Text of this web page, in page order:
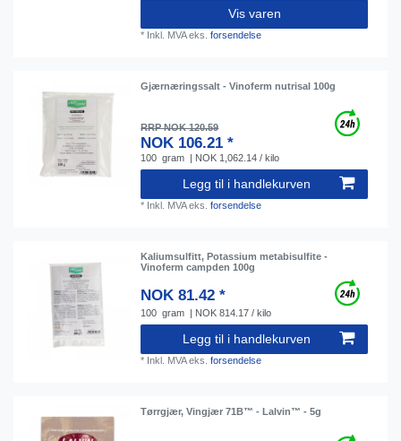
Vis varen
* Inkl. MVAeks.forsendelse
Gjærnæringssalt - Vinoferm nutrisal 100g
RRP NOK 120.59
NOK 106.21 *
100 gram | NOK 1,062.14 / kilo
Legg til i handlekurven
* Inkl. MVAeks.forsendelse
Kaliumsulfitt, Potassium metabisulfite -
Vinoferm campden 100g
NOK 81.42 *
100 gram | NOK 814.17 / kilo
Legg til i handlekurven
* Inkl. MVAeks.forsendelse
Tørrgjær, Vingjær 71B™ - Lalvin™ - 5g